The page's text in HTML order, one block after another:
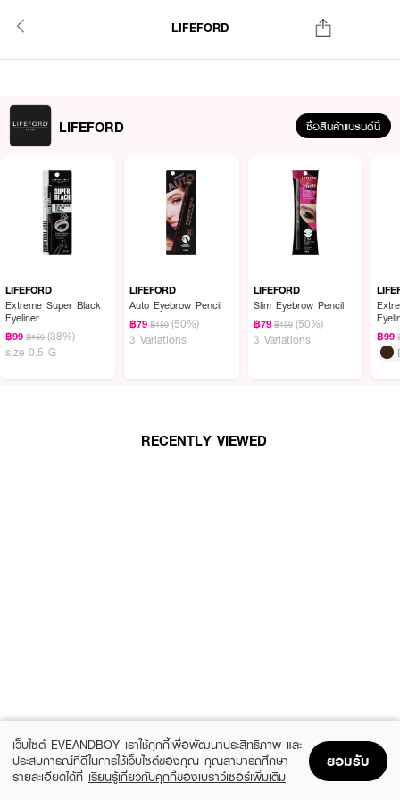
LIFEFORD
LIFEFORD ซื้อสินค้าแบรนด์นี้
LIFEFORD
Extreme Super Black
Eyeliner
฿99 ฿159 (38%)
size 0.5 G
LIFEFORD
Auto Eyebrow Pencil
฿79 ฿159 (50%)
3 Variations
LIFEFORD
Slim Eyebrow Pencil
฿79 ฿159 (50%)
3 Variations
฿99
RECENTLY VIEWED
เว็บไซต์ EVEANDBOY เราใช้คุกกี้เพื่อพัฒนาประสิทธิภาพ และ
ประสบการณ์ที่ดีในการใช้เว็บไซต์ของคุณ คุณสามารถศึกษา
รายละเอียดได้ที่ เรียนรู้เกี่ยวกับคุกกี้ของเบราว์เซอร์เพิ่มเติม
ยอมรับ